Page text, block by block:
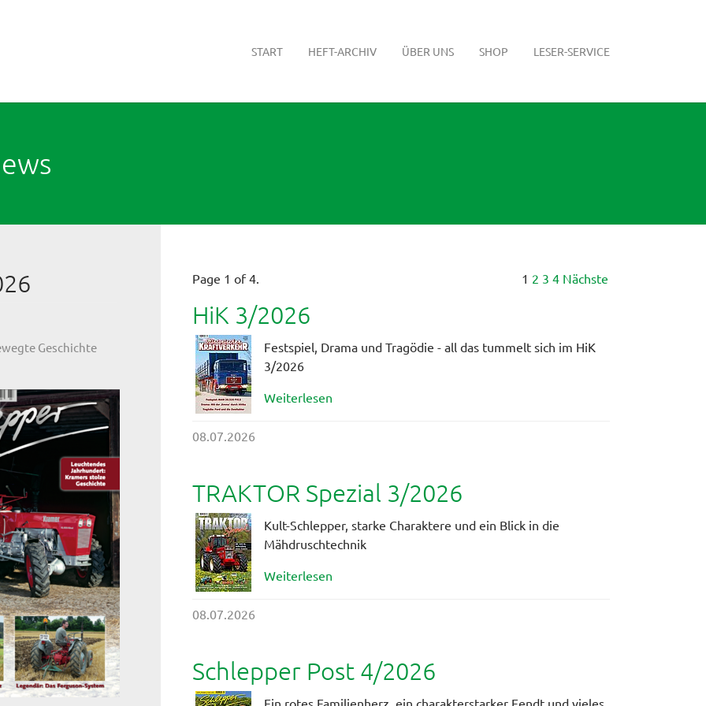
START HEFT-ARCHIV ÜBER UNS SHOP LESER-SERVICE
Geschichte
Page 1 of 4. 1 2 3 4 Nächste
HiK 3/2026
Festspiel, Drama und Tragödie - all das tummelt sich im HiK
3/2026
Weiterlesen
08.07.2026
TRAKTOR Spezial 3/2026
Kult-Schlepper, starke Charaktere und ein Blick in die
Mähdruschtechnik
Weiterlesen
08.07.2026
Schlepper Post 4/2026
Ein rotes Familienherz, ein charakterstarker Fendt und vieles